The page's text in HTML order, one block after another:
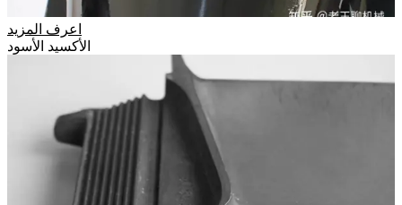
اعرف المزيد
الأكسيد الأسود